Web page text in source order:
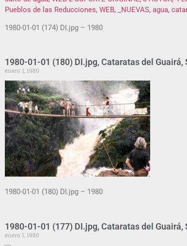
1980-01-01 (174) DI.jpg – 1980
1980-01-01 (180) DI.jpg, Cataratas del
enero 1, 1980
1980-01-01 (180) DI.jpg – 1980
1980-01-01 (177) DI.jpg, Cataratas del
enero 1, 1980